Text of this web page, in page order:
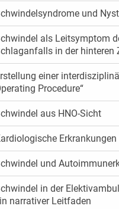
und
als Leitsymptom
in der hinteren
einer
Procedure“
aus HNO-Sicht
und
in der
narrativer Leitfaden